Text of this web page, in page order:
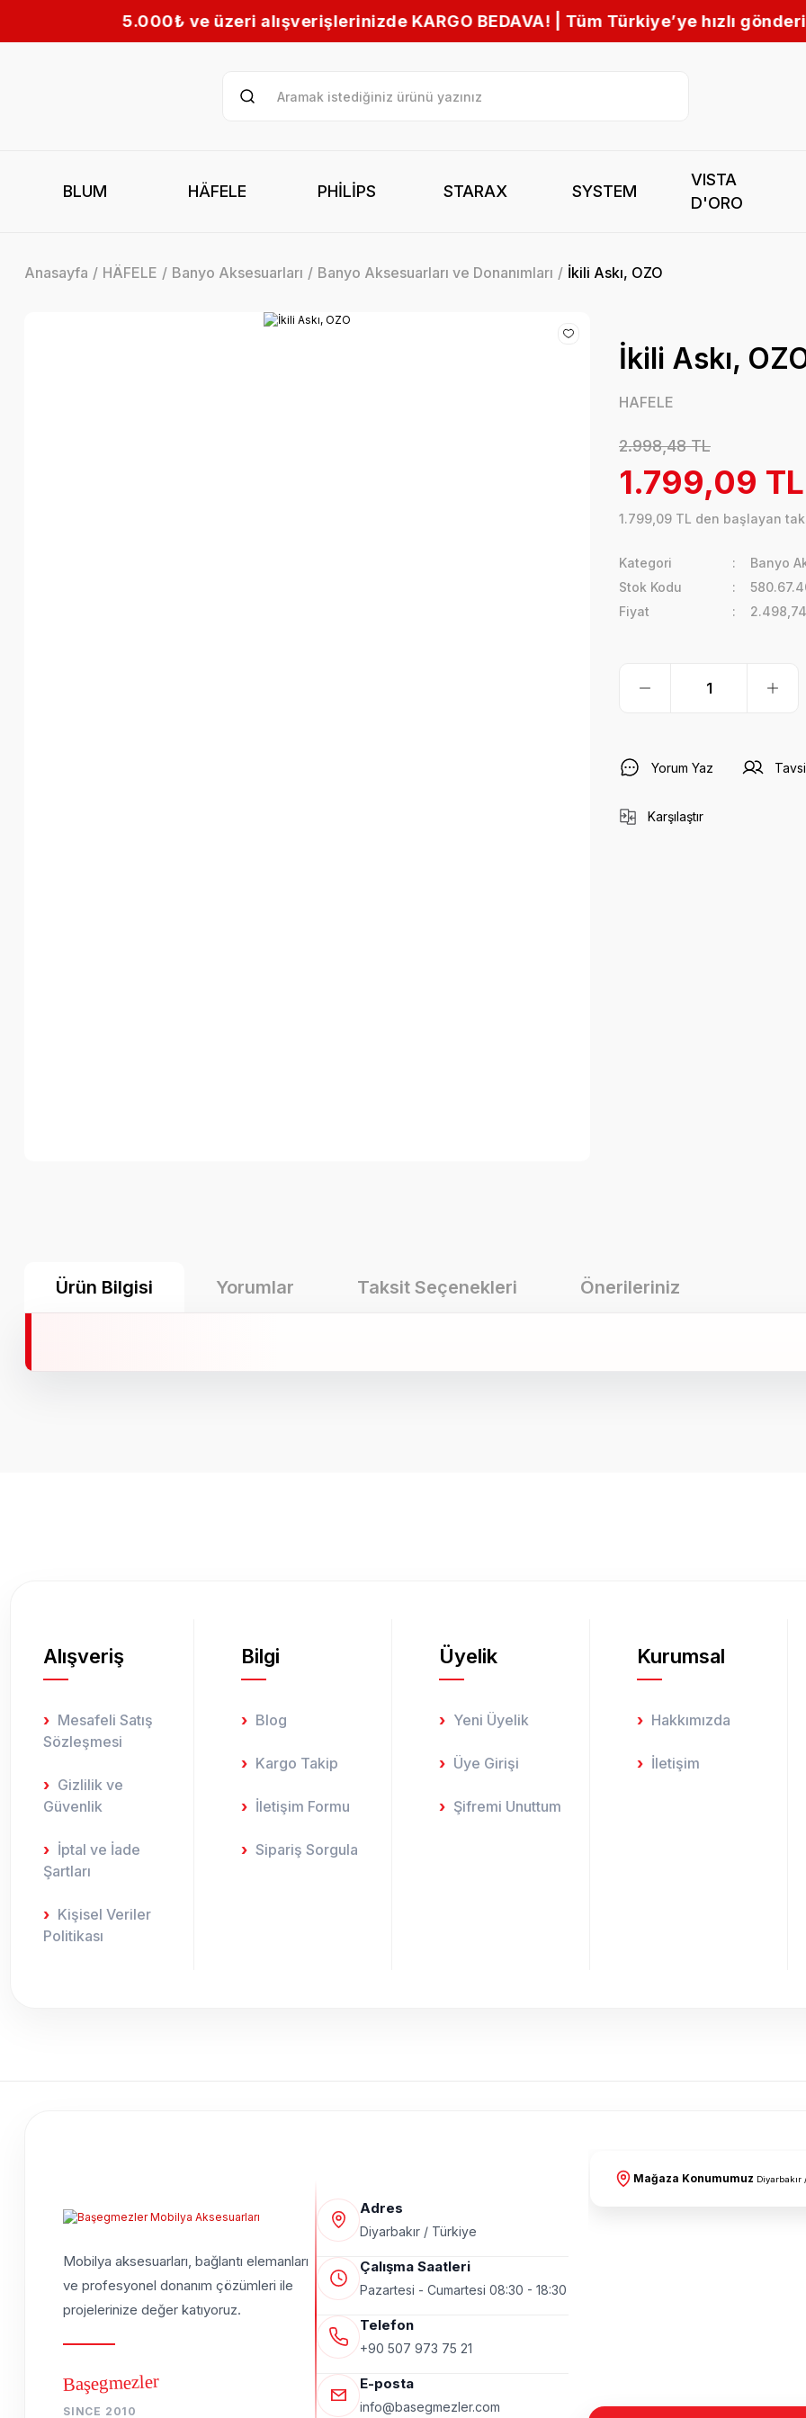
alışverişlerinizde KARGO BEDAVA! | Tüm Türkiye’ye hızlı gönderim 🚚
BLUM HÄFELE PHİLİPS STARAX SYSTEM
VISTA
D'ORO
Anasayfa HÄFELE Banyo Aksesuarları Banyo Aksesuarları ve Donanımları İkili Askı, OZO
İkili Askı,
HAFELE
2.998,48 TL
1.799,09 TL
1.799,09 TL den başlayan
Kategori
Banyo
Stok Kodu
Fiyat
Yorum Yaz
Karşılaştır
Ürün Bilgisi Yorumlar Taksit Seçenekleri Önerileriniz
Alışveriş
Mesafeli Satış
Sözleşmesi
Gizlilik ve
Güvenlik
İptal ve İade
Şartları
Kişisel Veriler
Politikası
Bilgi
Blog
Kargo Takip
İletişim Formu
Sipariş Sorgula
Üyelik
Yeni Üyelik
Üye Girişi
Şifremi Unuttum
Kurumsal
Hakkımızda
İletişim
Mobilya aksesuarları, bağlantı elemanları
ve profesyonel donanım çözümleri ile
projelerinize değer katıyoruz.
Başegmezler
SINCE 2010
Adres
Diyarbakır / Türkiye
Çalışma Saatleri
Pazartesi - Cumartesi 08:30 - 18:30
Telefon
+90 507 973 75 21
E-posta
info@basegmezler.com
Mağaza Konumumuz Diyarbakır